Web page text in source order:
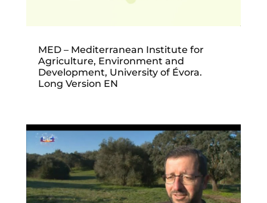
MED – Mediterranean Institute for
Agriculture, Environment and
Development, University of Évora.
Long Version EN